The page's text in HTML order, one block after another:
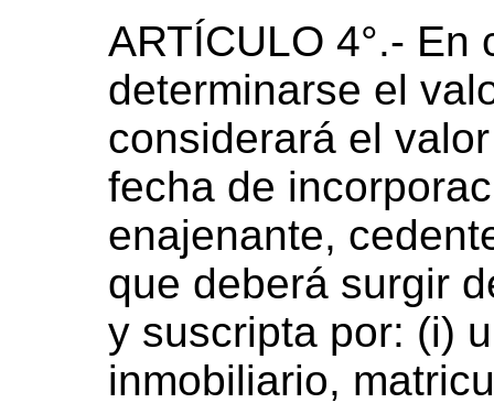
ARTÍCULO 4°.- En
determinarse el
considerará el
fecha de
enajenante,
que deberá surgir
y suscripta por: (i)
inmobiliario,